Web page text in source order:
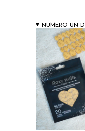
NUMERO UN